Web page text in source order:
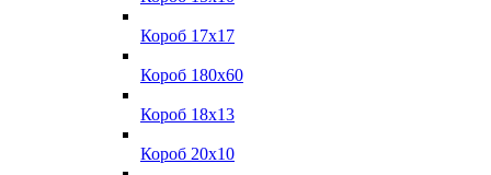
Короб 17х17
Короб 180x60
Короб 18x13
Короб 20x10